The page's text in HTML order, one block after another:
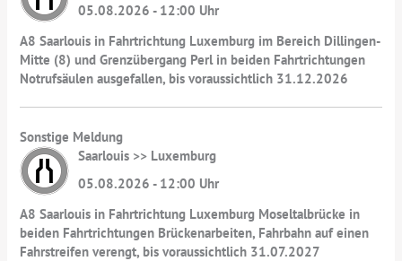
05.08.2026 - 12:00 Uhr
A8 Saarlouis in Fahrtrichtung Luxemburg im Bereich Dillingen-
Mitte (8) und Grenzübergang Perl in beiden Fahrtrichtungen
Notrufsäulen ausgefallen, bis voraussichtlich 31.12.2026
Sonstige Meldung
Saarlouis >> Luxemburg
05.08.2026 - 12:00 Uhr
A8 Saarlouis in Fahrtrichtung Luxemburg Moseltalbrücke in
beiden Fahrtrichtungen Brückenarbeiten, Fahrbahn auf einen
Fahrstreifen verengt, bis voraussichtlich 31.07.2027